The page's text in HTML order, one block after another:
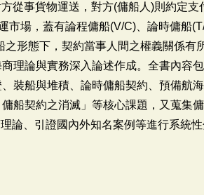
從事貨物運送，對方(傭船人)則約定支
市場，蓋有論程傭船(V/C)、論時傭船
形態下，契約當事人間之權義關係有
理論與實務深入論述作成。全書內容
裝船與堆積、論時傭船契約、預備航
船契約之消滅」等核心課題，又蒐集
論、引證國內外知名案例等進行系統性